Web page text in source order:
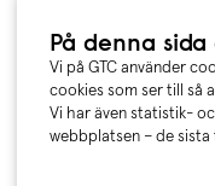
På denna
Vi på GTC använder
cookies som ser till så
Vi har även statistik-
webbplatsen – de
Vill ni anmäla
Skicka